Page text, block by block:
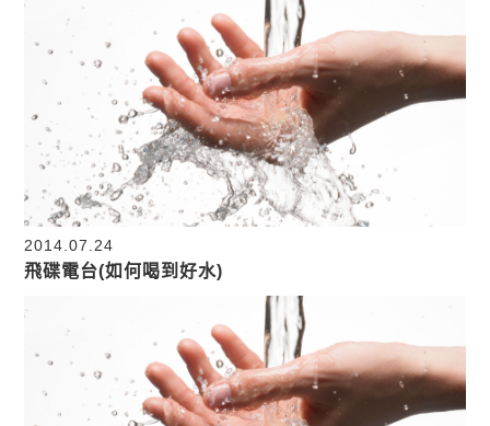
2014.07.24
飛碟電台(如何喝到好水)